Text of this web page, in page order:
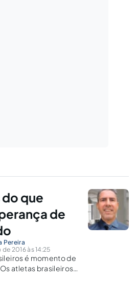
do que
de
Pereira
2016 às 14:25
é momento de
atletas brasileiros